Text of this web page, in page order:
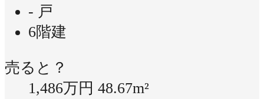
- 戸
6階建
売ると？
1,486万円 48.67m²